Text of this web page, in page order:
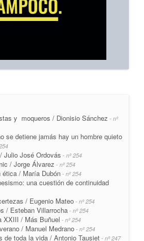
y moqueros / Dionisio Sánchez - nº
se detiene jamás hay un hombre quieto
Julio José Ordovás - nº 254
/ Jorge Álvarez - nº 254
/ María Dubón - nº 254
una cuestión de continuidad
/ Eugenio Mateo - nº 254
/ Esteban Villarrocha- nº 254
XXIII / Más Buñuel - nº 254
/ Manuel Medrano - nº 254
de toda la vida / Antonio Tausiet - nº 247